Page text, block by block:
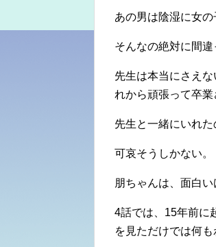
あの男は陰湿に女
そんなの絶対に間
先生は本当にさえ
れから頑張って卒
先生と一緒にいれた
可哀そうしかない。
朋ちゃんは、面白
4話では、15年前に
を見ただけでは何